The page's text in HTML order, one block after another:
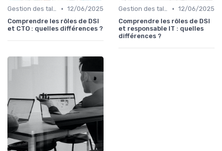
Gestion des talents IT • 12/06/2025
Comprendre les rôles de DSI
et CTO : quelles différences ?
Gestion des talents IT • 12/06/2025
Comprendre les rôles de DSI
et responsable IT : quelles
différences ?